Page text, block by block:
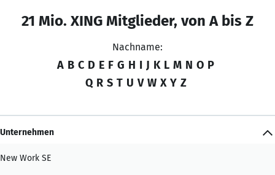
21 Mio. XING Mitglieder, von A bis Z
Nachname:
A B C D E F G H I J K L M N O P
Q R S T U V W X Y Z
Unternehmen
New Work SE